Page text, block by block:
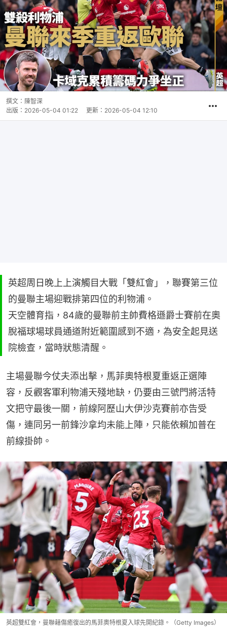
撰文： 陳智深
出版： 2026-05-04 01:22 更新： 2026-05-04 12:10
英超周日晚上上演觸目大戰「雙紅會」，聯賽第三位
的曼聯主場迎戰排第四位的利物浦。
天空體育指，84歲的曼聯前主帥費格遜爵士賽前在奧
脫福球場球員通道附近範圍感到不適，為安全起見送
院檢查，當時狀態清醒。
主場曼聯今仗夫添出擊，馬菲奧特根夏重返正選陣
容，反觀客軍利物浦天殘地缺，仍要由三號門將活特
文把守最後一關，前線阿歷山大伊沙克賽前亦告受
傷，連同另一前鋒沙拿均未能上陣，只能依賴加普在
前線掛帥。
英超雙紅會，曼聯藉傷癒復出的馬菲奧特根夏入球先開紀錄。（Getty Images）